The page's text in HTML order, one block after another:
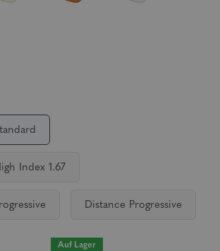
Index 1.67
Distance Progressive
Auf Lager